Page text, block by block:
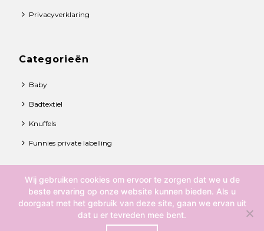
Privacyverklaring
Categorieën
Baby
Badtextiel
Knuffels
Funnies private labelling
© 2021 Funnies BV. All rights reserved.
Over ons
Contact
Algemene voorwaarden
Wij gebruiken cookies om ervoor te zorgen dat we u de
beste ervaring op onze website kunnen bieden. Als u
doorgaat met het gebruik van deze site, gaan we ervan uit
dat u er tevreden mee bent.